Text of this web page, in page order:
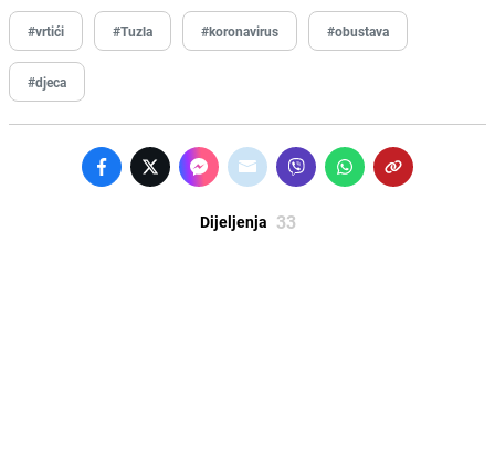
#vrtići #Tuzla #koronavirus #obustava
#djeca
Dijeljenja 33